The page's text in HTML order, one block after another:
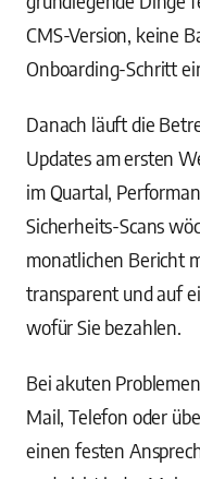
CMS-Version, keine
Onboarding-Schritt
Danach läuft die
Updates am ersten
im Quartal,
Sicherheits-Scans
monatlichen Bericht
transparent und auf
wofür Sie bezahlen.
Bei akuten
Mail, Telefon oder
einen festen